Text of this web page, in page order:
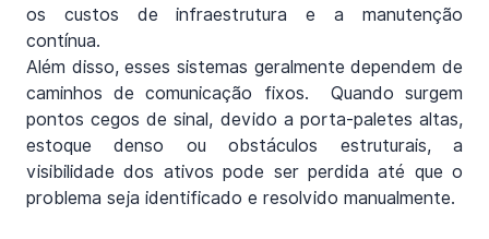
os custos de infraestrutura e a manutenção
contínua.
Além disso, esses sistemas geralmente dependem de
caminhos de comunicação fixos.  Quando surgem
pontos cegos de sinal, devido a porta-paletes altas,
estoque denso ou obstáculos estruturais, a
visibilidade dos ativos pode ser perdida até que o
problema seja identificado e resolvido manualmente.